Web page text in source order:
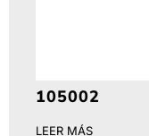
105002
LEER MÁS